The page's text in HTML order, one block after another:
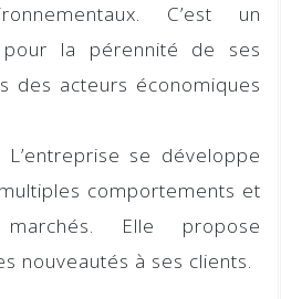
C’est un
la pérennité de ses
des acteurs économiques
L’entreprise se développe
comportements et
Elle propose
nouveautés à ses clients.